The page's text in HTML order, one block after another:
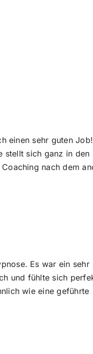
einen sehr guten Job!
stellt sich ganz in den
nach dem
Es war ein sehr
und fühlte sich
wie eine geführte